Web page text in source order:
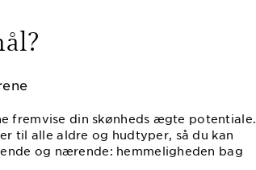
fremvise din skønheds ægte potentiale.
til alle aldre og hudtyper, så du kan
og nærende: hemmeligheden bag